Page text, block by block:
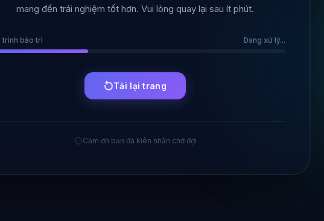
mang đến trải nghiệm tốt hơn. Vui lòng quay lại sau ít phút.
trình bảo trì Đang xử lý...
Tải lại trang
Cảm ơn bạn đã kiên nhẫn chờ đợi